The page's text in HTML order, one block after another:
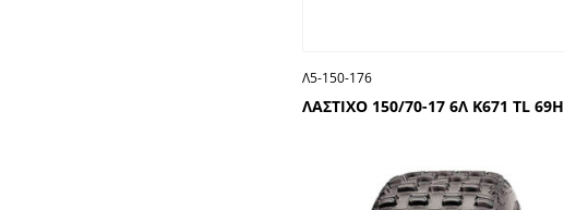
ΛΑΣΤΙΧΟ 150/70-17 6Λ Κ671 TL 69H
Λ5-150-176